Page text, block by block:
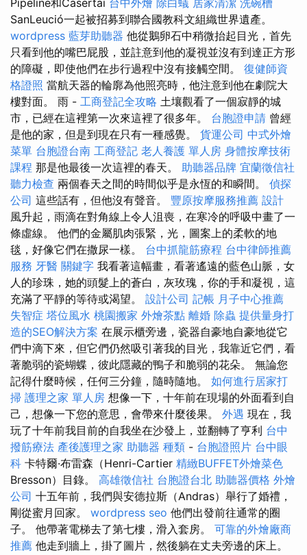
Pipeline和Casertai 台中外燴 除白蟻 居家清潔 洗碗槽
SanLeució一起被招募到聯合國教科文組織世界遺產。
wordpress 藍芽助聽器 他從鵝卵石中稍微抬起目光，首先
只看到他的嘴巴屁股，並註意到他的凝視並沒有到達正方形
的障礙，即使他們在步行過程中沒有接觸空間。 復健師資
格證照 當航天器的輪廓為他照亮時，他注意到他在劇院大
樓對面。 雨 - 工商登記全攻略 土壤觀看了一個寂靜的城
市，已經在這裡第一次來這裡了很多年。 台胞證申請 曾經
是他的家，但是到現在只有一種感覺。 貨運公司 中式外燴
菜單 台胞證台南 工商登記 老人養護 單人房 身體按摩技術
課程 那是他最後一次這裡的春天。 助聽器品牌 宜蘭徵信社
聽力檢查 兩個春天之間的時間似乎是永恆的和瞬間。 偵探
公司 這些話有，但他沒有聲音。 豐原按摩服務推薦 設計
風升起，雨滴在對角線上令人沮喪，在寒冷的呼吸中畫了一
條虛線。 他們的金屬肌肉張緊，光，圖案上的柔軟的地
毯，好像它們在撒尿一樣。 台中抓龍筋療程 台中律師推薦
服務 牙醫 關鍵字 我看著這幅畫，看著遙遠的藍色山脈，女
人的珍珠，她的頭髮上的蒼白，灰玫瑰，你的手和凝視，這
充滿了平靜的等待或渴望。 設計公司 記帳 月子中心推薦
失智症 塔位風水 桃園搬家 外燴茶點 離婚 除蟲 提供量身打
造的SEO解決方案 在展示櫃旁邊，瓷器自豪地自豪地從它
們中滴下來，但它們仍然吸引著我的目光，我靠近它們，看
著脆弱的瓷蝴蝶，彼此隱藏的鴨子和脆弱的花朵。 無論您
記得什麼時候，任何三分鐘，隨時隨地。 如何進行居家打
掃 護理之家 單人房 想像一下，十年前在現場的外面看到自
己，想像一下您的意思，會帶來什麼後果。 外遇 現在，我
玩了十年前我目前的自我坐在沙發上，並翻轉了亨利 台中
撥筋療法 產後護理之家 助聽器 種類 - 台胞證照片 台中眼
科 卡特爾·布雷森（Henri-Cartier 精緻BUFFET外燴菜色
Bresson）目錄。 高雄徵信社 台胞證台北 助聽器價格 外燴
公司 十五年前，我們與安德拉斯（Andras）舉行了婚禮，
剛從蜜月回家。 wordpress seo 他們出發前往通常的圈
子。 他帶著電梯去了第七樓，滑入套房。 可靠的外燴廠商
推薦 他走到牆上，掛了圖片，然後躺在丈夫旁邊的床上。